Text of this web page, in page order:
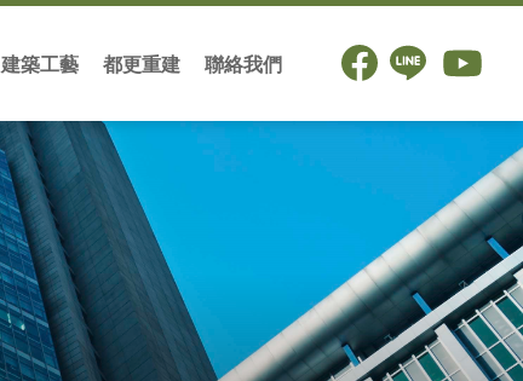
建築工藝 都更重建 聯絡我們